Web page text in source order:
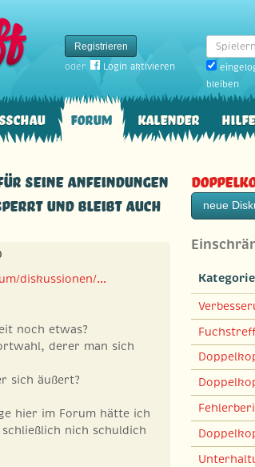
Registrieren
oder
Login aktivieren
Spielername
bleiben
Forum Kalender
seine Anfeindungen
und bleibt auch
diskussionen/...
noch etwas?
derer man sich
sich äußert?
hier im Forum hätte ich
nich schuldich
neue